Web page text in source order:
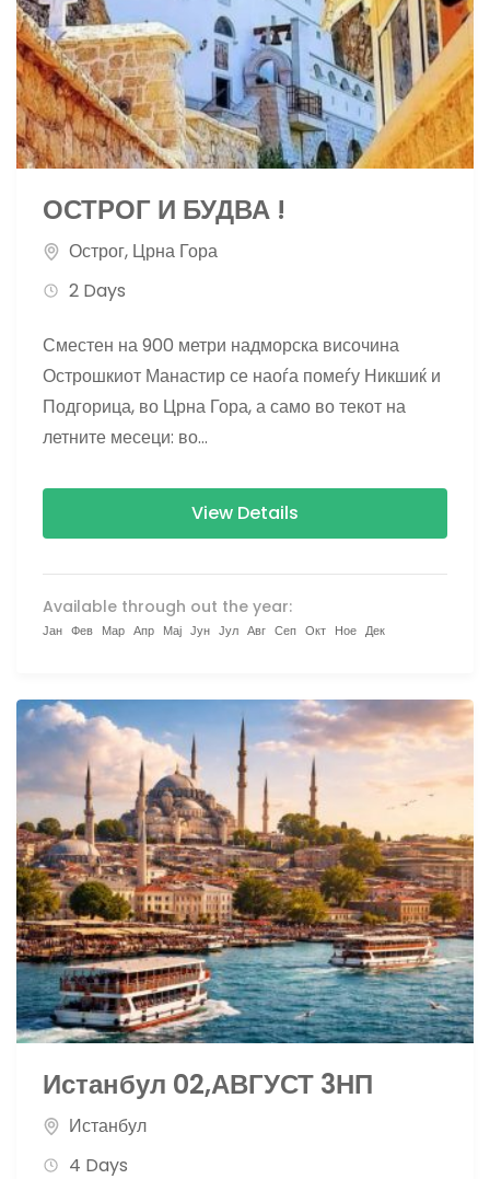
ОСТРОГ И БУДВА !
Острог, Црна Гора
2 Days
Сместен на 900 метри надморска височина
Острошкиот Манастир се наоѓа помеѓу Никшиќ и
Подгорица, во Црна Гора, а само во текот на
летните месеци: во...
View Details
Available through out the year:
Јан Фев Мар Апр Мај Јун Јул Авг Сеп Окт Ное Дек
Истанбул 02,АВГУСТ 3НП
Истанбул
4 Days